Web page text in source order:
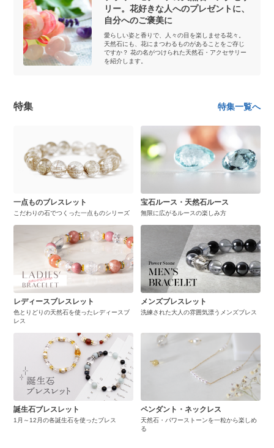
リー。花好きな人へのプレゼントに、
自分へのご褒美に
愛らしい姿と香りで、人々の目を楽しませる花々。
天然石にも、花にまつわるものがあることをご存じ
ですか？ 花の名がつけられた天然石・アクセサリー
を紹介します。
特集 特集一覧へ
一点ものブレスレット
こだわりの石でつくった一点ものシリーズ
宝石ルース・天然石ルース
無限に広がるルースの楽しみ方
レディースブレスレット
色とりどりの天然石を使ったレディースブ
レス
メンズブレスレット
洗練された大人の雰囲気漂うメンズブレス
誕生石ブレスレット
1月～12月の各誕生石を使ったブレス
ペンダント・ネックレス
天然石・パワーストーンを一粒から楽しめ
る